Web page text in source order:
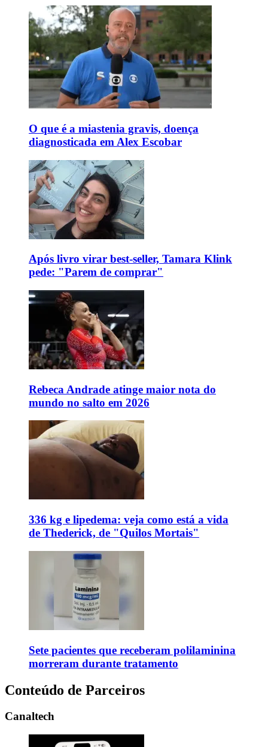
O que é a miastenia gravis, doença
diagnosticada em Alex Escobar
Após livro virar best-seller, Tamara Klink
pede: "Parem de comprar"
Rebeca Andrade atinge maior nota do
mundo no salto em 2026
336 kg e lipedema: veja como está a vida
de Thederick, de "Quilos Mortais"
Sete pacientes que receberam polilaminina
morreram durante tratamento
Conteúdo de Parceiros
Canaltech